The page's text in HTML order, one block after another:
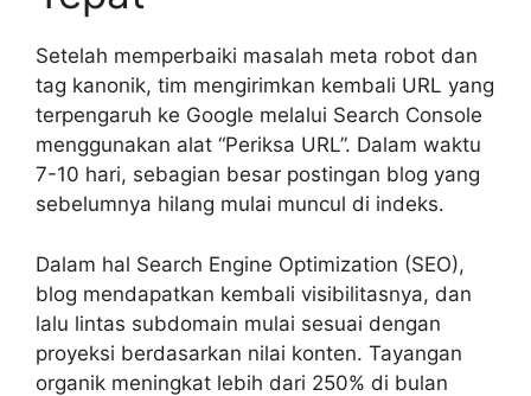
Setelah memperbaiki masalah meta robot dan
tag kanonik, tim mengirimkan kembali URL yang
terpengaruh ke Google melalui Search Console
menggunakan alat “Periksa URL”. Dalam waktu
7-10 hari, sebagian besar postingan blog yang
sebelumnya hilang mulai muncul di indeks.
Dalam hal Search Engine Optimization (SEO),
blog mendapatkan kembali visibilitasnya, dan
lalu lintas subdomain mulai sesuai dengan
proyeksi berdasarkan nilai konten. Tayangan
organik meningkat lebih dari 250% di bulan